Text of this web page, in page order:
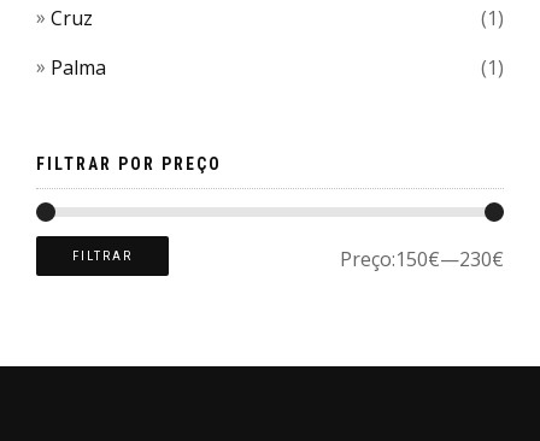
Cruz
(1)
Palma
(1)
FILTRAR POR PREÇO
FILTRAR Preço:150€—230€